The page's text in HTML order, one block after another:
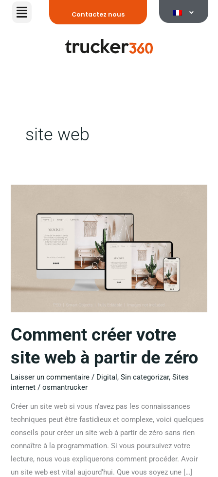
Contactez nous
site web
Comment créer votre
site web à partir de zéro
Laisser un commentaire / Digital ,Sin categorizar,Sites
internet /osmantrucker
Créer un site web si vous n’avez pas les connaissances
techniques peut être fastidieux et complexe, voici quelques
conseils pour créer un site web à partir de zéro sans rien
connaître à la programmation. Si vous poursuivez votre
lecture, nous vous expliquerons comment procéder. Avoir
un site web est vital aujourd’hui. Que vous soyez une […]